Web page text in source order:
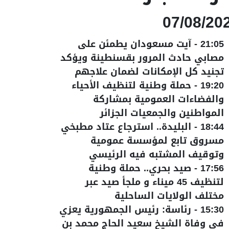
07/08/
21:05
-آيت مسعودان يطمئن على
مصابي حادث المرور بقسنطينة ويؤكد
تجنيد كل الإمكانات لضمان علاجهم
19:20
- حملة وطنية لتنظيف الأحياء
والفضاءات العمومية بمشاركة
المواطنين والجمعيات الجزائر
18:44
- البليدة.. استرجاع عتاد مطبخي
مسروق تابع لمؤسسة عمومية
وتوقيف المشتبه فيه الرئيسي
17:56
- صيد بحري.. حملة وطنية
لتنظيف 45 ميناء و ملجأ صيد عبر
مختلف الولايات الساحلية
15:30
- رئاسة: رئيس الجمهورية يعزي
في وفاة الشيخ سعيد الحاج محمد بن